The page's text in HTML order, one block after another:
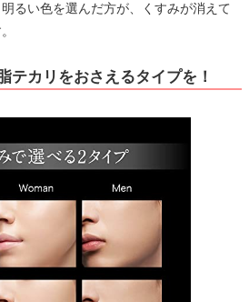
るい色を選んだ方が、くすみが消えて
テカリをおさえるタイプを！